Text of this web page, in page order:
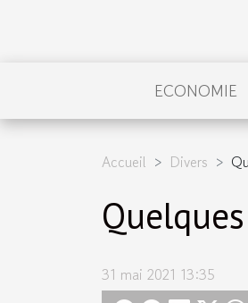
ECONOMIE
Accueil Divers
31 mai 2021 13:35